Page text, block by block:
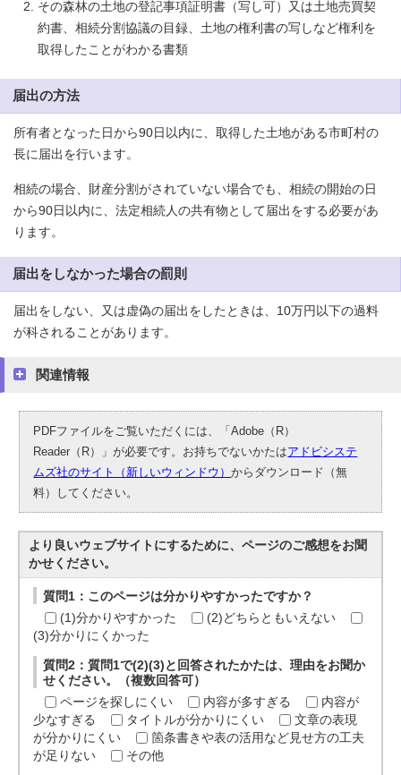
その森林の土地の登記事項証明書（写し可）又は土地売買契
約書、相続分割協議の目録、土地の権利書の写しなど権利を
取得したことがわかる書類
届出の方法
所有者となった日から90日以内に、取得した土地がある市町村の
長に届出を行います。
相続の場合、財産分割がされていない場合でも、相続の開始の日
から90日以内に、法定相続人の共有物として届出をする必要があ
ります。
届出をしなかった場合の罰則
届出をしない、又は虚偽の届出をしたときは、10万円以下の過料
が科されることがあります。
関連情報
PDFファイルをご覧いただくには、「Adobe（R）
Reader（R）」が必要です。お持ちでないかたはアドビシステ
ムズ社のサイト（新しいウィンドウ）からダウンロード（無
料）してください。
より良いウェブサイトにするために、ページのご感想をお聞
かせください。
質問1：このページは分かりやすかったですか？
(1)分かりやすかった
(2)どちらともいえない
(3)分かりにくかった
質問2：質問1で(2)(3)と回答されたかたは、理由をお聞か
せください。（複数回答可）
ページを探しにくい
内容が多すぎる
内容が
少なすぎる
タイトルが分かりにくい
文章の表現
が分かりにくい
箇条書きや表の活用など見せ方の工夫
が足りない
その他